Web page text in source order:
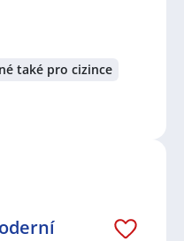
také pro cizince